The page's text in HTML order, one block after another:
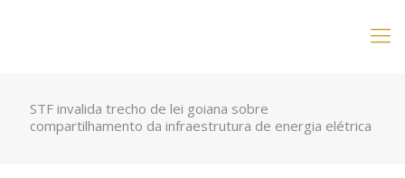
STF invalida trecho de lei goiana sobre
compartilhamento da infraestrutura de energia elétrica